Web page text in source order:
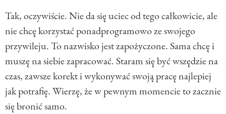
Tak, oczywiście. Nie da się uciec od tego całkowicie, ale
nie chcę korzystać ponadprogramowo ze swojego
przywileju. To nazwisko jest zapożyczone. Sama chcę i
muszę na siebie zapracować. Staram się być wszędzie na
czas, zawsze korekt i wykonywać swoją pracę najlepiej
jak potrafię. Wierzę, że w pewnym momencie to zacznie
się bronić samo.